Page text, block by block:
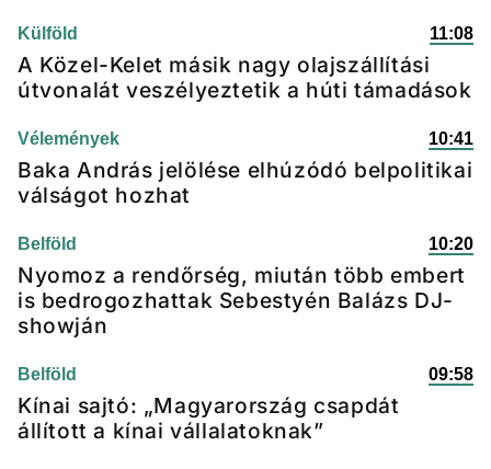
Külföld 11:08
A Közel-Kelet másik nagy olajszállítási
útvonalát veszélyeztetik a húti támadások
Vélemények 10:41
Baka András jelölése elhúzódó belpolitikai
válságot hozhat
Belföld 10:20
Nyomoz a rendőrség, miután több embert
is bedrogozhattak Sebestyén Balázs DJ-
showján
Belföld 09:58
Kínai sajtó: „Magyarország csapdát
állított a kínai vállalatoknak”